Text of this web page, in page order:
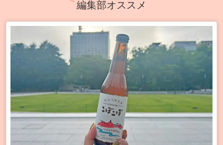
編集部オススメ